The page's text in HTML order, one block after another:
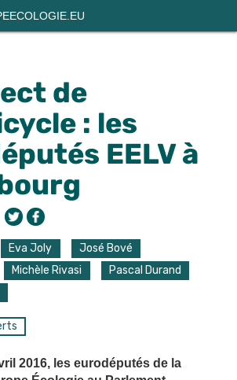
de
: les
EELV à
Eva Joly
José Bové
Michèle Rivasi
Pascal Durand
2016, les eurodéputés de la